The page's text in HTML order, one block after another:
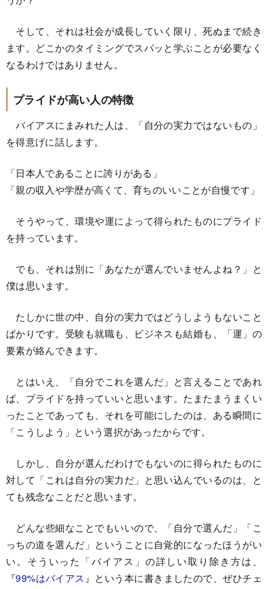
そして、それは社会が成長していく限り、死ぬまで続き
ます。どこかのタイミングでスパッと学ぶことが必要なく
なるわけではありません。
プライドが高い人の特徴
バイアスにまみれた人は、「自分の実力ではないもの」
を得意げに話します。
「日本人であることに誇りがある」
「親の収入や学歴が高くて、育ちのいいことが自慢です」
そうやって、環境や運によって得られたものにプライド
を持っています。
でも、それは別に「あなたが選んでいませんよね？」と
僕は思います。
たしかに世の中、自分の実力ではどうしようもないこと
ばかりです。受験も就職も、ビジネスも結婚も、「運」の
要素が絡んできます。
とはいえ、「自分でこれを選んだ」と言えることであれ
ば、プライドを持っていいと思います。たまたまうまくい
ったことであっても、それを可能にしたのは、ある瞬間に
「こうしよう」という選択があったからです。
しかし、自分が選んだわけでもないのに得られたものに
対して「これは自分の実力だ」と思い込んでいるのは、と
ても残念なことだと思います。
どんな些細なことでもいいので、「自分で選んだ」「こ
っちの道を選んだ」ということに自覚的になったほうがい
い。そういった「バイアス」の詳しい取り除き方は、
『99%はバイアス 』という本に書きましたので、ぜひチェ